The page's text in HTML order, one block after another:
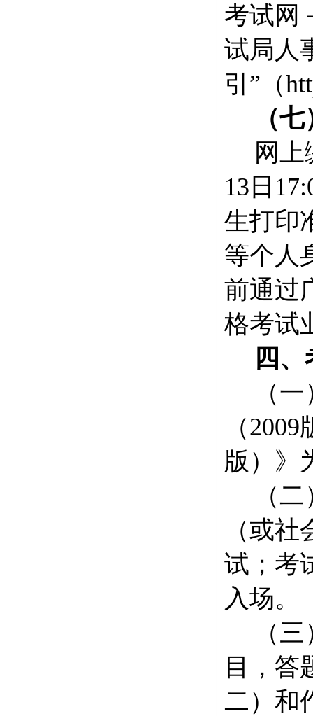
考试网
试局人
引”（
（
网
13日
生打印
等个人
前通过
格考试
四
（
（2009
版）》
（
（或
试；考
入场。
（
目，答
二）和